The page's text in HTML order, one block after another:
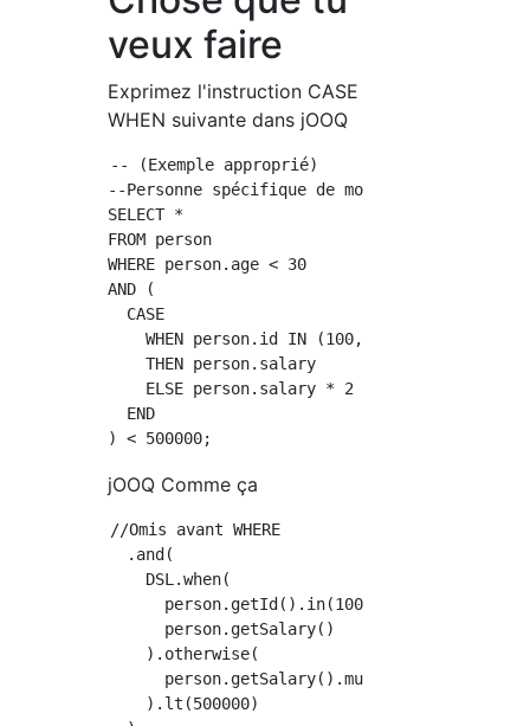
veux faire
Exprimez l'instruction CASE
WHEN suivante dans jOOQ
-- (Exemple approprié)
--Personne spécifique de moins de 30
SELECT *
FROM person
WHERE person.age < 30
AND (
  CASE
    WHEN person.id IN (100, 1000)
    THEN person.salary
    ELSE person.salary * 2
  END
jOOQ Comme ça
//Omis avant WHERE
  .and(
    DSL.when(
      person.getId().in(100, 1000),
      person.getSalary()
    ).otherwise(
      person.getSalary().mul(2)
    ).lt(500000)